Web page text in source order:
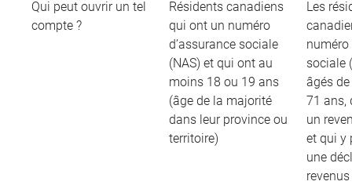
Qui peut ouvrir un tel
compte ?
Résidents canadiens
qui ont un numéro
d’assurance sociale
(NAS) et qui ont au
moins 18 ou 19 ans
(âge de la majorité
dans leur province ou
territoire)
Les
numéro
sociale
âgés
71 ans,
un
et qui y
une
revenus